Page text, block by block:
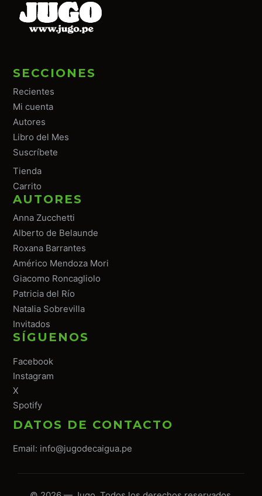
SECCIONES
Recientes
Mi cuenta
Autores
Libro del Mes
Suscríbete
Tienda
Carrito
AUTORES
Anna Zucchetti
Alberto de Belaunde
Roxana Barrantes
Américo Mendoza Mori
Giacomo Roncagliolo
Patricia del Río
Natalia Sobrevilla
Invitados
SÍGUENOS
Facebook
Instagram
X
Spotify
DATOS DE CONTACTO
Email: info@jugodecaigua.pe